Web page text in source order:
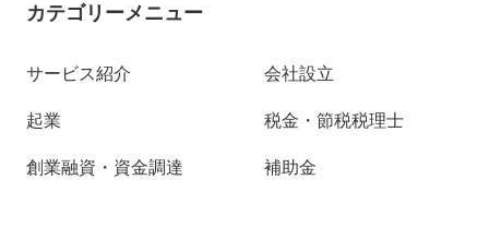
カテゴリーメニュー
サービス紹介
起業
創業融資・資金調達
会社設立
税金・節税税理士
補助金